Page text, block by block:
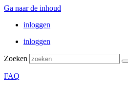
Ga naar de inhoud
inloggen
inloggen
Zoeken
FAQ